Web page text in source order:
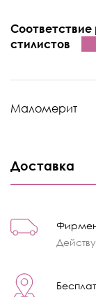
стилистов
Маломерит
Доставка